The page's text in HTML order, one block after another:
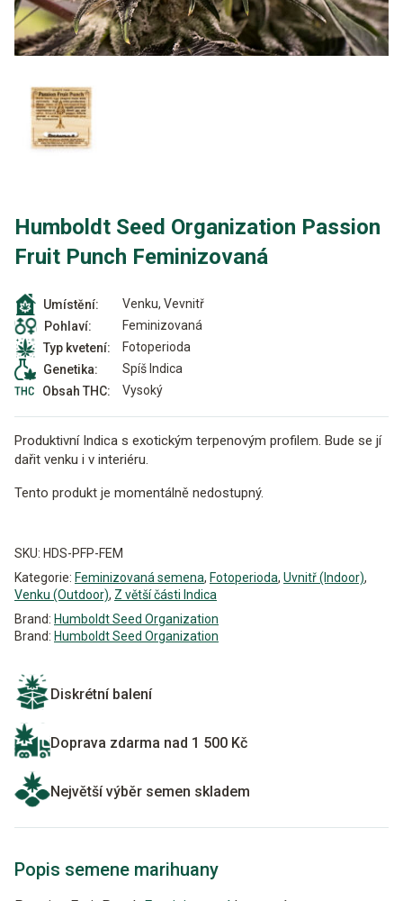
Humboldt Seed Organization Passion
Fruit Punch Feminizovaná
Umístění:
Venku, Vevnitř
Pohlaví:
Feminizovaná
Typ kvetení:
Fotoperioda
Genetika:
Spíš Indica
Obsah THC:
Vysoký
Produktivní Indica s exotickým terpenovým profilem. Bude se jí
dařit venku i v interiéru.
Tento produkt je momentálně nedostupný.
SKU: HDS-PFP-FEM
Kategorie: Feminizovaná semena, Fotoperioda, Uvnitř (Indoor),
Venku (Outdoor), Z větší části Indica
Brand: Humboldt Seed Organization
Brand: Humboldt Seed Organization
Diskrétní balení
Doprava zdarma nad 1 500 Kč
Největší výběr semen skladem
Popis semene marihuany